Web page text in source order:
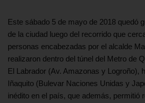
Este sábado 5 de mayo de 2018 quedó
de la ciudad luego del recorrido que
personas encabezadas por el alcalde
realizaron dentro del túnel del Metro de
El Labrador (Av. Amazonas y Logroño),
Iñaquito (Bulevar Naciones Unidas y
inédito en el país, que además, permitió